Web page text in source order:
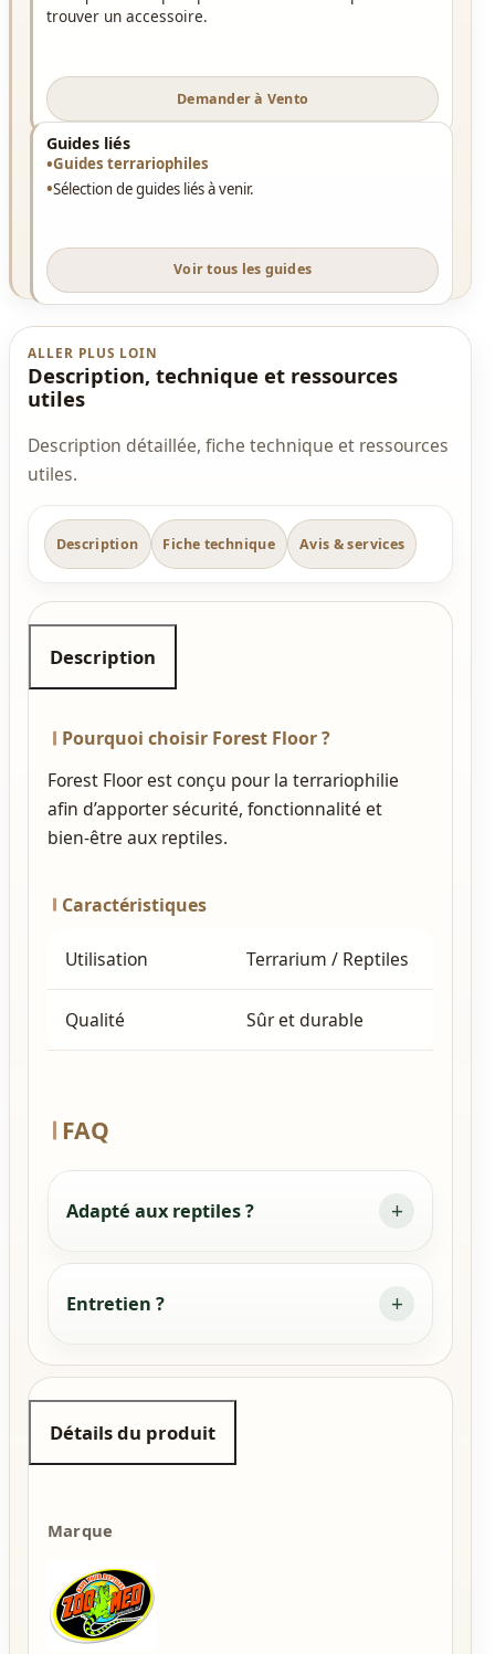
trouver un accessoire.
Demander à Vento
Guides liés
Guides terrariophiles
Sélection de guides liés à venir.
Voir tous les guides
ALLER PLUS LOIN
Description, technique et ressources
utiles
Description détaillée, fiche technique et ressources
utiles.
Description Fiche technique Avis & services
Description
Pourquoi choisir Forest Floor ?
Forest Floor est conçu pour la terrariophilie
afin d’apporter sécurité, fonctionnalité et
bien‑être aux reptiles.
Caractéristiques
Utilisation Terrarium / Reptiles
Qualité Sûr et durable
FAQ
Adapté aux reptiles ?
Entretien ?
Détails du produit
Marque